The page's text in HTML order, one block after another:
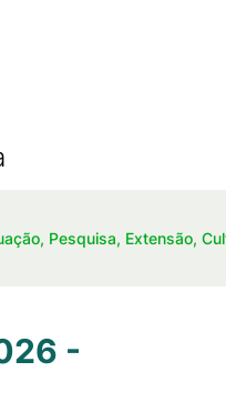
Pesquisa, Extensão,
-